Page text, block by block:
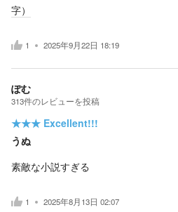
字）
1 2025年9月22日 18:19
ぽむ
313件のレビューを投稿
★★★ Excellent!!!
うぬ
素敵な小説すぎる
1 2025年8月13日 02:07